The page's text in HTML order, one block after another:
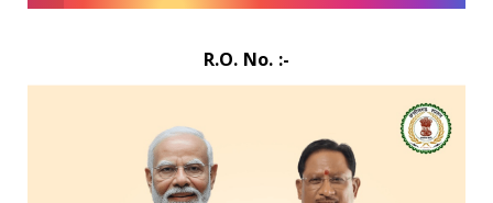
R.O. No. :-